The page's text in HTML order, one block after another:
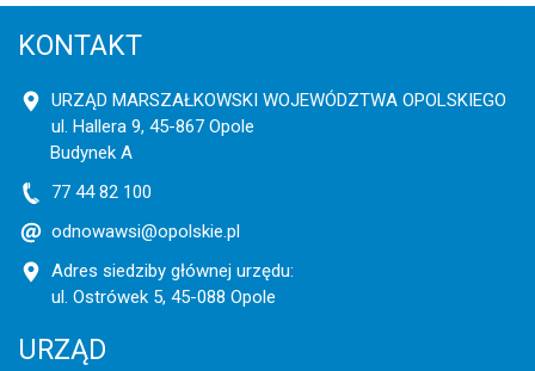
KONTAKT
URZĄD MARSZAŁKOWSKI WOJEWÓDZTWA OPOLSKIEGO
ul. Hallera 9, 45-867 Opole
Budynek A
77 44 82 100
odnowawsi@opolskie.pl
Adres siedziby głównej urzędu:
ul. Ostrówek 5, 45-088 Opole
URZĄD